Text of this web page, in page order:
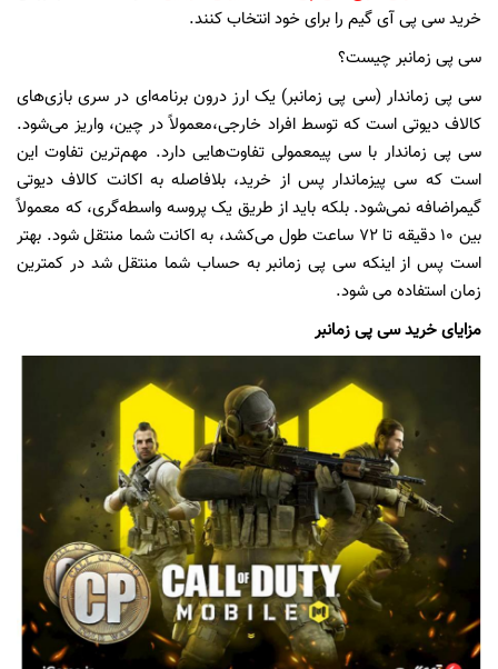
خریدسیپیآیگیم را برایخود انتخاب کنند.
سی پی زمانبر چیست؟
سیپی زماندار (سی پیزمانبر) یکارز درون برنامه‌ای در سری بازی‌های
کالاف دیوتی است که توسط افراد خارجی،معمولاً در چین، واریزمی‌شود.
سیپی زماندار با سیپیمعمولیتفاوت‌هایی دارد. مهم‌ترینتفاوت این
است که سیپیزماندار پس از خرید، بلافاصله بهاکانت کالاف دیوتی
گیمراضافه نمی‌شود. بلکه بایداز طریق یکپروسه واسطه‌گری، که معمولاً
بین 10 دقیقه تا 72 ساعت
طول می‌کشد، به اکانتشما منتقل شود. بهتر
است پس از اینکه سی پی زمانبر به حساب شما منتقلشد در کمترین
زمان استفاده می شود.
مزایای خرید سی پی زمانبر